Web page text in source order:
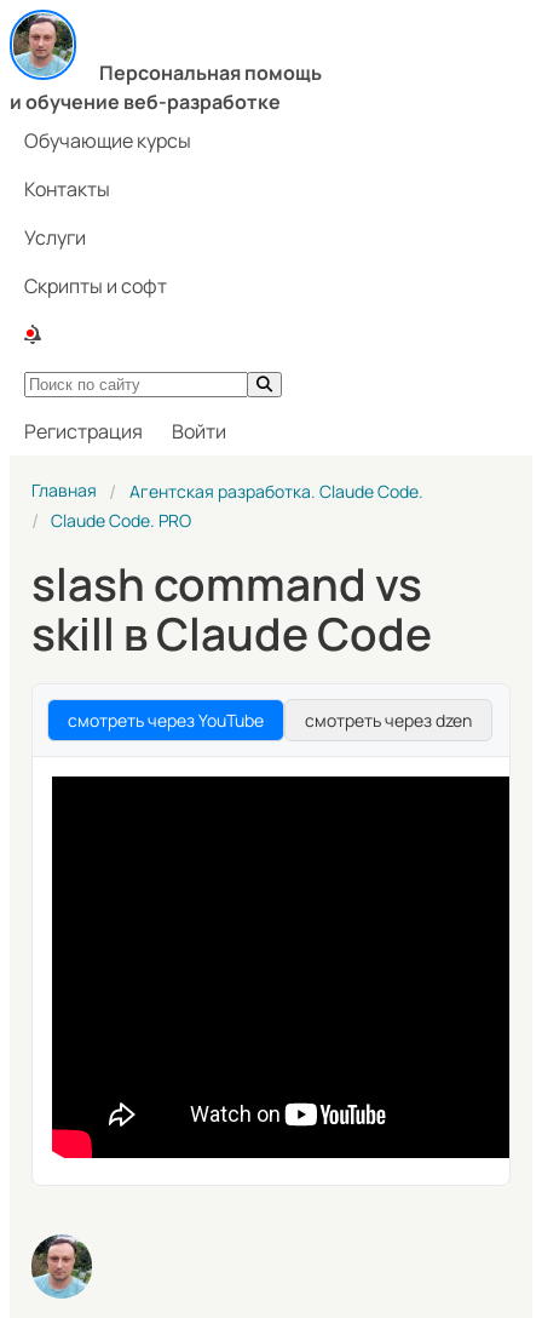
Персональная помощь
и обучение веб-разработке
Обучающие курсы
Контакты
Услуги
Скрипты и софт
Регистрация Войти
Главная
Агентская разработка. Claude Code.
Claude Code. PRO
slash command vs
skill в Claude Code
смотреть через YouTube смотреть через dzen